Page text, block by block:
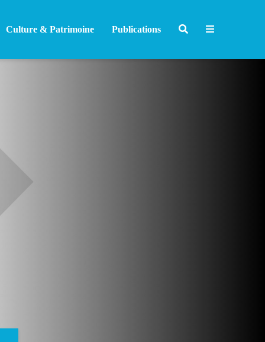
Culture & Patrimoine Publications